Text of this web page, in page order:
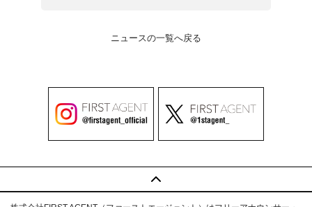
ニュースの一覧へ戻る